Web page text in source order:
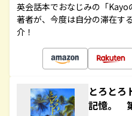
英会話本でおなじみの「Kayo
著者が、今度は自分の滞在す
介！
とろと
記憶。